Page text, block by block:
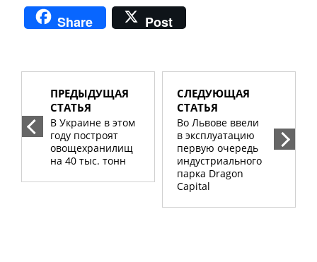
Share Post
ПРЕДЫДУЩАЯ
СТАТЬЯ
В Украине в этом
году построят
овощехранилищ
на 40 тыс. тонн
СЛЕДУЮЩАЯ
СТАТЬЯ
Во Львове ввели
в эксплуатацию
первую очередь
индустриального
парка Dragon
Capital